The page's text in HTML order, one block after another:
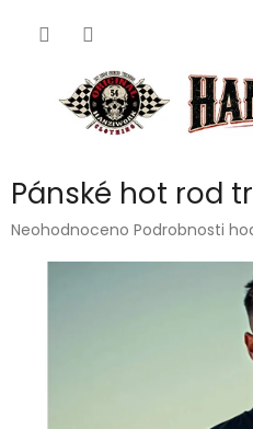
Pánské hot rod
Průměrné
Neohodnoceno Podrobnosti